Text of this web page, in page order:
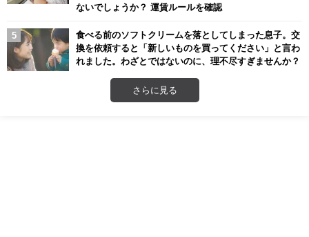
ないでしょうか？ 運賃ルールを確認
食べる前のソフトクリームを落としてしまった息子。交
換を依頼すると「新しいものを買ってください」と言わ
れました。わざとではないのに、理不尽すぎませんか？
さらに見る